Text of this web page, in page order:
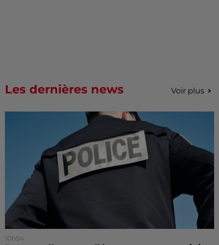
Les dernières news Voir plus
10h54